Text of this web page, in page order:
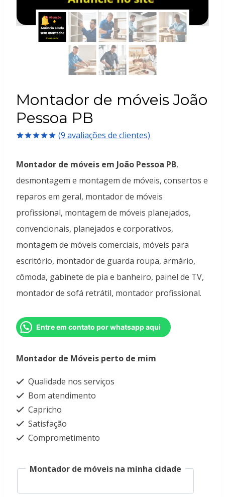
Montador de móveis João
Pessoa PB
de 5, com
avaliações
(9 avaliações de clientes)
Montador de móveis em João Pessoa PB,
desmontagem e montagem de móveis, consertos e
reparos em geral, montador de móveis
profissional, montagem de móveis planejados,
convencionais, planejados e corporativos,
montagem de móveis comerciais, móveis para
escritório, montador de guarda roupa, armário,
cômoda, gabinete de pia e banheiro, painel de TV,
montador de sofá retrátil, montador profissional.
Entre em contato por whatsapp aqui
Montador de Móveis perto de mim
Qualidade nos serviços
Bom atendimento
Capricho
Satisfação
Comprometimento
Montador de móveis na minha cidade